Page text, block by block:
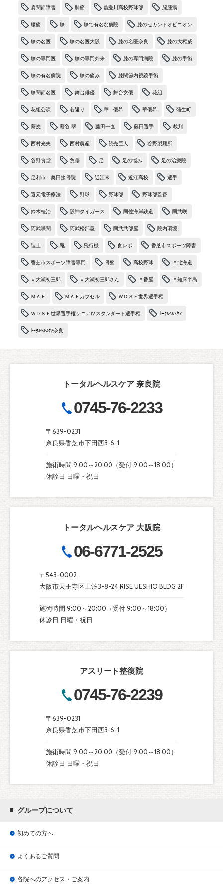
肩関節障害 肺癌 能登川高校野球部 脳腫瘍
腰痛 膝 膝で有名な病院 膝のセカンドオピニオン
膝の名医 膝の名医大阪 膝の名医奈良 膝の大権威
膝の専門医 膝の専門外来 膝の専門病院 膝の手術
膝の有名病院 膝の痛み 膝関節内視鏡手術
膝関節名医 舞台俳優 舞台女優 花組
花組公演 若返り 華 優希 華優希 蒲生町
蕎麦 薪谷 翠 藤田一也 藤田選手 裁判
西村光夫 西村農産 読売巨人 谷野製麺所
谷野食堂 負傷 足 足の悩み 足の治療院
足利市 奥田接骨院 近江米 近江高校 選手
還元電子療法 野球 野球部 野球部監督
鈴木桂治 阪神タイガース 阿佐海岸鉄道 阿武咲
阿武咲関 阿武松部屋 阿武武部屋 院内環境
陸上 靴 飛行機 食レポ 香芝市スポーツ障害
香芝市スポーツ障害専門 骨盤 高校野球 ＃北海道
＃大瀬初三郎 ＃大瀬初三郎さん ＃番屋 ＃知床半島
ＭＡＦ ＭＡＦカプセル ＷＤＳＦ世界選手権
ＷＤＳＦ世界選手権シニアⅣスタンダード選手権 ﾄｰﾀﾙﾍﾙｽｹｱ
ﾄｰﾀﾙﾍﾙｽｹｱ奈良
トータルヘルスケア 奈良院
0745-76-2233
〒639-0231
奈良県香芝市下田西3-6-1
施術時間 9:00～20:00（受付 9:00～18:00）
休診日 日曜・祝日
トータルヘルスケア 大阪院
06-6771-2525
〒543-0002
大阪市天王寺区上汐3-8-24 RISE UESHIO BLDG 2F
施術時間 9:00～20:00（受付 9:00～18:00）
休診日 日曜・祝日
アスリート整復院
0745-76-2239
〒639-0231
奈良県香芝市下田西3-6-1
施術時間 9:00～20:00（受付 9:00～18:00）
休診日 日曜・祝日
グループについて
初めての方へ
よくあるご質問
各院へのアクセス・ご案内